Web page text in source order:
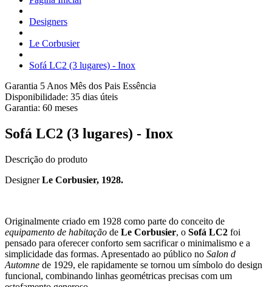
Designers
Le Corbusier
Sofá LC2 (3 lugares) - Inox
Garantia 5 Anos Mês dos Pais Essência
Disponibilidade: 35 dias úteis
Garantia: 60 meses
Sofá LC2 (3 lugares) - Inox
Descrição do produto
DesignerLe Corbusier, 1928.
Originalmente criado em 1928 como parte do conceito de
equipamento de habitação de Le Corbusier, o Sofá LC2 foi
pensado para oferecer conforto sem sacrificar o minimalismo e a
simplicidade das formas. Apresentado ao público no Salon d
Automne de 1929, ele rapidamente se tornou um símbolo do design
funcional, combinando linhas geométricas precisas com um